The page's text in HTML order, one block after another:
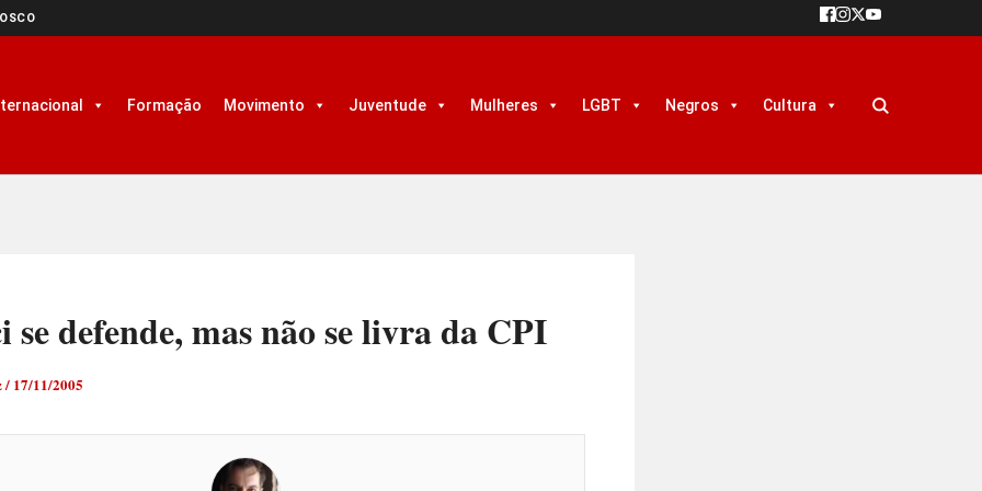
Formação Movimento Juventude Mulheres LGBT Negros Cultura
se defende, mas não se livra da CPI
/ 17/11/2005